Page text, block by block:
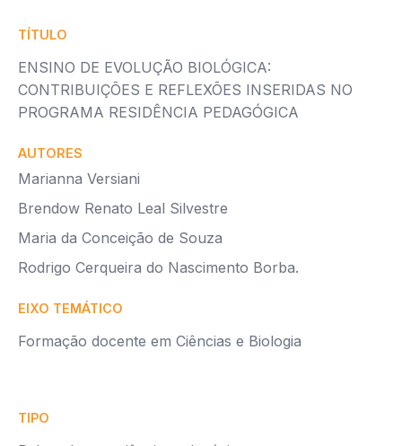
TÍTULO
ENSINO DE EVOLUÇÃO BIOLÓGICA:
CONTRIBUIÇÕES E REFLEXÕES INSERIDAS NO
PROGRAMA RESIDÊNCIA PEDAGÓGICA
AUTORES
Marianna Versiani
Brendow Renato Leal Silvestre
Maria da Conceição de Souza
Rodrigo Cerqueira do Nascimento Borba.
EIXO TEMÁTICO
Formação docente em Ciências e Biologia
TIPO